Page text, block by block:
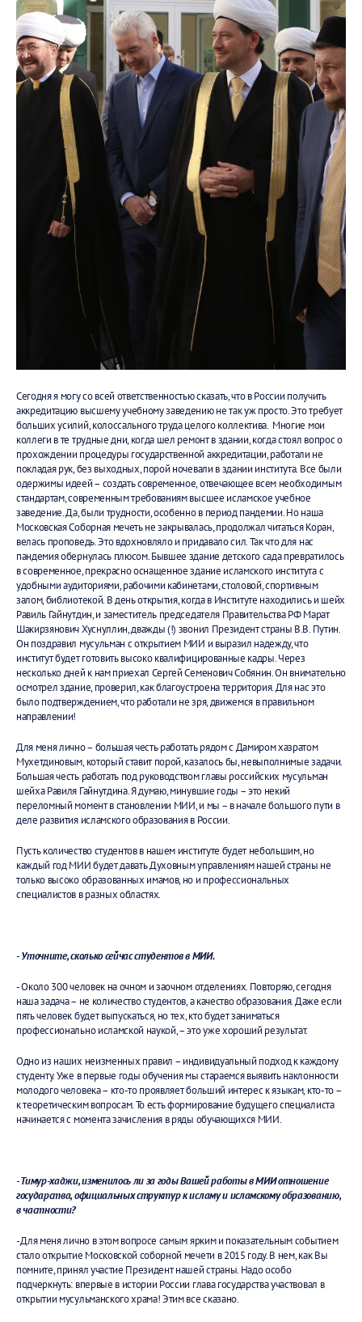
Сегодня я могу со всей ответственностью сказать, что в России получить
аккредитацию высшему учебному заведению не так уж просто. Это требует
больших усилий, колоссального труда целого коллектива. Многие мои
коллеги в те трудные дни, когда шел ремонт в здании, когда стоял вопрос о
прохождении процедуры государственной аккредитации, работали не
покладая рук, без выходных, порой ночевали в здании института. Все были
одержимы идеей – создать современное, отвечающее всем необходимым
стандартам, современным требованиям высшее исламское учебное
заведение. Да, были трудности, особенно в период пандемии. Но наша
Московская Соборная мечеть не закрывалась, продолжал читаться Коран,
велась проповедь. Это вдохновляло и придавало сил. Так что для нас
пандемия обернулась плюсом. Бывшее здание детского сада превратилось
в современное, прекрасно оснащенное здание исламского института с
удобными аудиториями, рабочими кабинетами, столовой, спортивным
залом, библиотекой. В день открытия, когда в Институте находились и шейх
Равиль Гайнутдин, и заместитель председателя Правительства РФ Марат
Шакирзянович Хуснуллин, дважды (!) звонил Президент страны В.В. Путин.
Он поздравил мусульман с открытием МИИ и выразил надежду, что
институт будет готовить высоко квалифицированные кадры. Через
несколько дней к нам приехал Сергей Семенович Собянин. Он внимательно
осмотрел здание, проверил, как благоустроена территория. Для нас это
было подтверждением, что работали не зря, движемся в правильном
направлении!
Для меня лично – большая честь работать рядом с Дамиром хазратом
Мухетдиновым, который ставит порой, казалось бы, невыполнимые задачи.
Большая честь работать под руководством главы российских мусульман
шейха Равиля Гайнутдина. Я думаю, минувшие годы – это некий
переломный момент в становлении МИИ, и мы – в начале большого пути в
деле развития исламского образования в России.
Пусть количество студентов в нашем институте будет небольшим, но
каждый год МИИ будет давать Духовным управлениям нашей страны не
только высоко образованных имамов, но и профессиональных
специалистов в разных областях.
-Уточните, сколько сейчас студентов в МИИ.
- Около 300 человек на очном и заочном отделениях. Повторяю, сегодня
наша задача – не количество студентов, а качество образования. Даже если
пять человек будет выпускаться, но тех, кто будет заниматься
профессионально исламской наукой, – это уже хороший результат.
Одно из наших неизменных правил – индивидуальный подход к каждому
студенту. Уже в первые годы обучения мы стараемся выявить наклонности
молодого человека – кто-то проявляет больший интерес к языкам, кто-то –
к теоретическим вопросам. То есть формирование будущего специалиста
начинается с момента зачисления в ряды обучающихся МИИ.
- Тимур-хаджи, изменилось ли за годы Вашей работы в МИИ отношение
государства, официальных структур к исламу и исламскому образованию,
в частности?
-Для меня лично в этом вопросе самым ярким и показательным событием
стало открытие Московской соборной мечети в 2015 году. В нем, как Вы
помните, принял участие Президент нашей страны. Надо особо
подчеркнуть: впервые в истории России глава государства участвовал в
открытии мусульманского храма! Этим все сказано.